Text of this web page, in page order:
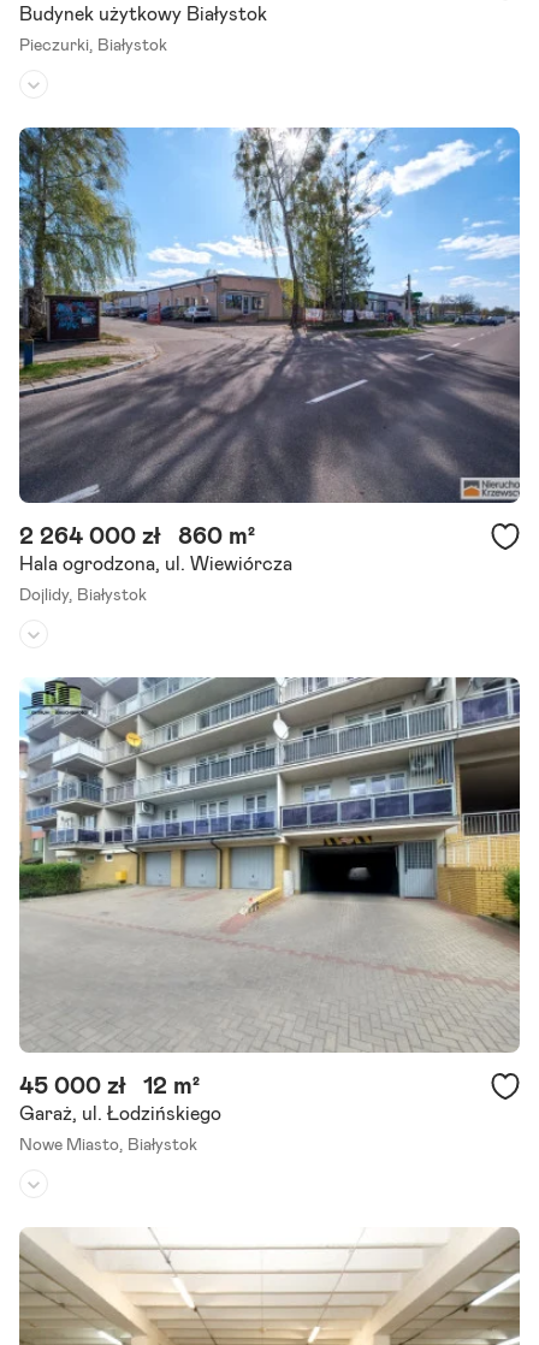
Budynek użytkowy Białystok
Pieczurki, Białystok
Przeznaczenie: produkcyjno-magazynowe
Powierzchnia działki: 1 m²
Oferujemy do wynajęcia nowoczesny magazyn wysokiego składowa
nia o powierzchni 1000 m , w bardzo dobrze skomunikowanej częśc
i Białegostoku. Specyfikacja obiektu: - powierzchnia: 1000.
Szczegóły ogłoszenia
Hala ogrodzona, ul. Wiewiórcza
Dojlidy, Białystok
2 264 000 zł 860 m²
Przeznaczenie:warsztat
Powierzchnia działki:2 264 m²
| do sprzedaży nieruchomość położona w Białymstoku przy ul Wie
wiórczej na osiedlu Dojlidy składająca się z budynku handlowo - mag
azynowego z zapleczem biurowo-socjalnym.
Szczegóły ogłoszenia
Garaż, ul. Łodzińskiego
Nowe Miasto, Białystok
45 000 zł 12 m²
Przeznaczenie:
Powierzchnia działki:-
Na sprzedaż miejsce postojowe w garażu podziemnym przy ul. Łod